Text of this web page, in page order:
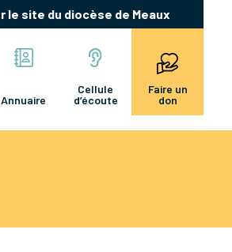
le site du diocèse de Meaux
Annuaire
Cellule
d’écoute
Faire un
don